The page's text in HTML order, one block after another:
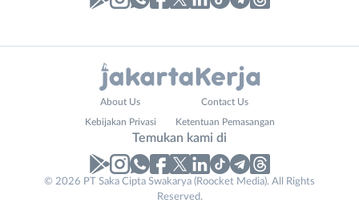
No. Telp /
About Us Contact Us
Kebijakan Privasi Ketentuan Pemasangan
Temukan kami di
© 2026 PT Saka Cipta Swakarya (Roocket Media). All Rights
Reserved.